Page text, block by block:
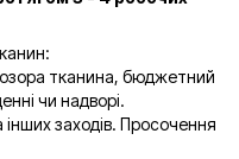
тканина, бюджетний
чи надворі.
заходів. Просочення